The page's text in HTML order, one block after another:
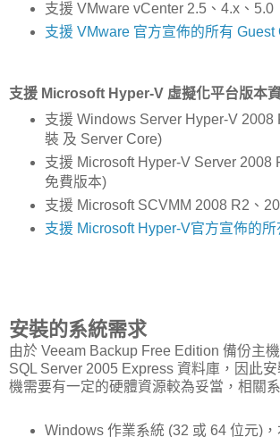
支援 VMware vCenter 2.5、4.x、5.0
支援 VMware 官方宣佈的所有 Guest
支援 Microsoft Hyper-V 虛擬化平台版本資
支援 Windows Server Hyper-V 2008
裝 及 Server Core)
支援 Microsoft Hyper-V Server 2008
免費版本)
支援 Microsoft SCVMM 2008 R2、
支援 Microsoft Hyper-V官方宣佈的所
安裝的系統需求
由於 Veeam Backup Free Edition 備份主
SQL Server 2005 Express 資料庫，因此
機需要有一定的硬體資源較為妥當，相關
Windows 作業系統 (32 或 64 位元)